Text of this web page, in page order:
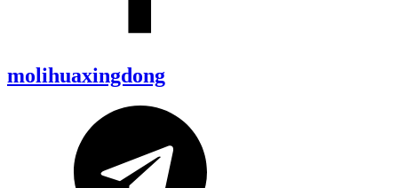
molihuaxingdong